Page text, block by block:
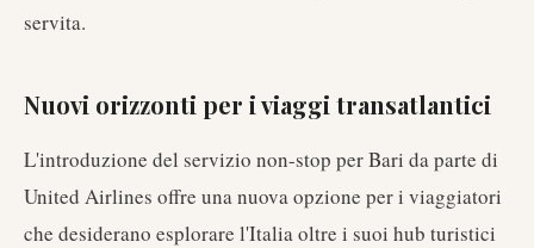
servita.
Nuovi orizzonti per i viaggi transatlantici
L'introduzione del servizio non-stop per Bari da parte di
United Airlines offre una nuova opzione per i viaggiatori
che desiderano esplorare l'Italia oltre i suoi hub turistici